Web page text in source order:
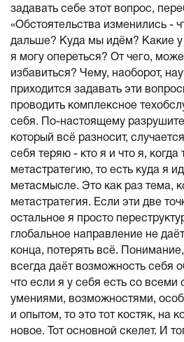
задавать себе этот вопрос,
«Обстоятельства изменились -
дальше? Куда мы идём? Какие
я могу опереться? От чего,
избавиться? Чему, наоборот,
приходится задавать эти
проводить комплексное
себя. По-настоящему
который всё разносит,
себя теряю - кто я и что я,
метастратегию, то есть куда я
метасмысле. Это как раз тема,
метастратегия. Если эти две
остальное я просто
глобальное направление не
конца, потерять всё.
всегда даёт возможность себя
что если я у себя есть со
умениями, возможностями,
и опытом, то это тот костяк, на
новое. Тот основной скелет. И